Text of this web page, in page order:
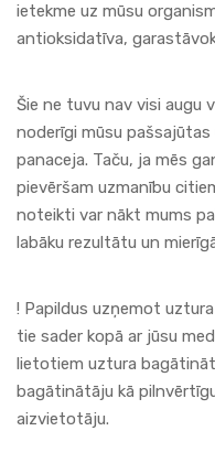
ietekme uz mūsu
antioksidatīva,
Šie ne tuvu nav visi augu
noderīgi mūsu
panaceja. Taču, ja mēs
pievēršam uzmanību
noteikti var nākt mums
labāku rezultātu un
! Papildus uzņemot
tie sader kopā ar jūsu
lietotiem uztura
bagātinātāju kā
aizvietotāju.